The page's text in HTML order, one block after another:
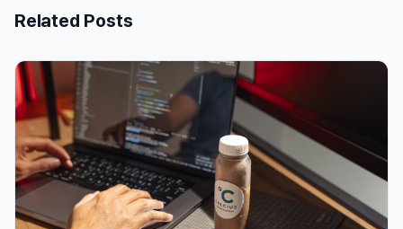
Related Posts